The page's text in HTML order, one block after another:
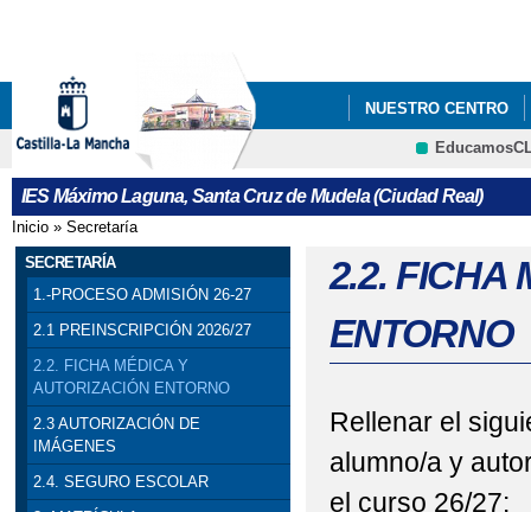
NUESTRO CENTRO
DEPARTAMENTOS
IES Máximo Laguna, Santa Cruz de Mudela (Ciudad Real)
Se encuentra usted aquí
Inicio » Secretaría
SECRETARÍA
1.-PROCESO ADMISIÓN 26-27
2.1 PREINSCRIPCIÓN 2026/27
2.2. FICHA MÉDICA Y
AUTORIZACIÓN ENTORNO
2.3 AUTORIZACIÓN DE
IMÁGENES
2.4. SEGURO ESCOLAR
2.2. FICHA
ENTORNO
Rellenar el
alumno/a y
el curso 26/27: